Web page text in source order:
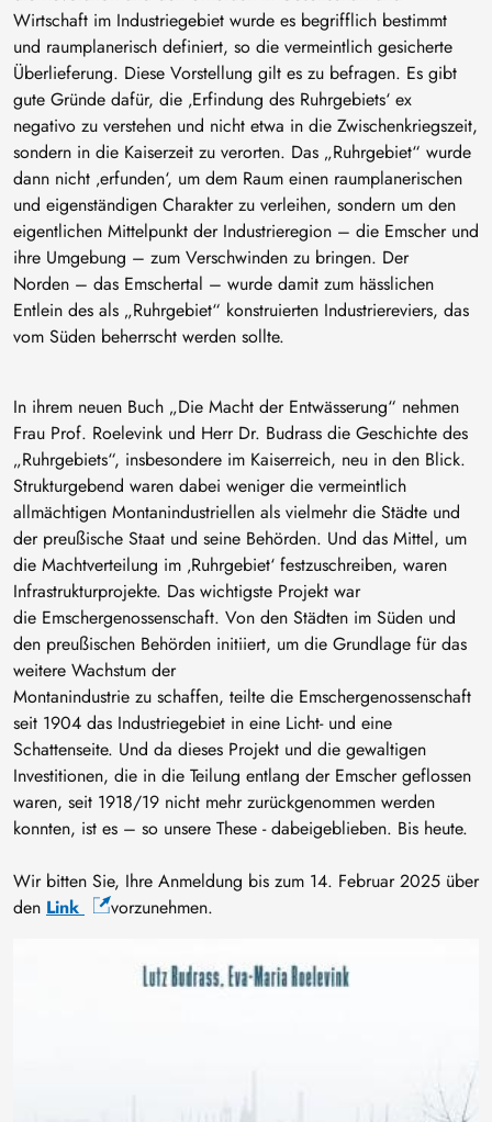
Wirtschaft im Industriegebiet wurde es begrifflich bestimmt
und raumplanerisch definiert, so die vermeintlich gesicherte
Überlieferung. Diese Vorstellung gilt es zu befragen. Es gibt
gute Gründe dafür, die ‚Erfindung des Ruhrgebiets‘ ex
negativo zu verstehen und nicht etwa in die Zwischenkriegszeit,
sondern in die Kaiserzeit zu verorten. Das „Ruhrgebiet“ wurde
dann nicht ‚erfunden‘, um dem Raum einen raumplanerischen
und eigenständigen Charakter zu verleihen, sondern um den
eigentlichen Mittelpunkt der Industrieregion – die Emscher und
ihre Umgebung – zum Verschwinden zu bringen. Der
Norden – das Emschertal – wurde damit zum hässlichen
Entlein des als „Ruhrgebiet“ konstruierten Industriereviers, das
vom Süden beherrscht werden sollte.
In ihrem neuen Buch „Die Macht der Entwässerung“ nehmen
Frau Prof. Roelevink und Herr Dr. Budrass die Geschichte des
„Ruhrgebiets“, insbesondere im Kaiserreich, neu in den Blick.
Strukturgebend waren dabei weniger die vermeintlich
allmächtigen Montanindustriellen als vielmehr die Städte und
der preußische Staat und seine Behörden. Und das Mittel, um
die Machtverteilung im ‚Ruhrgebiet‘ festzuschreiben, waren
Infrastrukturprojekte. Das wichtigste Projekt war
die Emschergenossenschaft. Von den Städten im Süden und
den preußischen Behörden initiiert, um die Grundlage für das
weitere Wachstum der
Montanindustrie zu schaffen, teilte die Emschergenossenschaft
seit 1904 das Industriegebiet in eine Licht- und eine
Schattenseite. Und da dieses Projekt und die gewaltigen
Investitionen, die in die Teilung entlang der Emscher geflossen
waren, seit 1918/19 nicht mehr zurückgenommen werden
konnten, ist es – so unsere These - dabeigeblieben. Bis heute.
Wir bitten Sie, Ihre Anmeldung bis zum 14. Februar 2025 über
den Link vorzunehmen.